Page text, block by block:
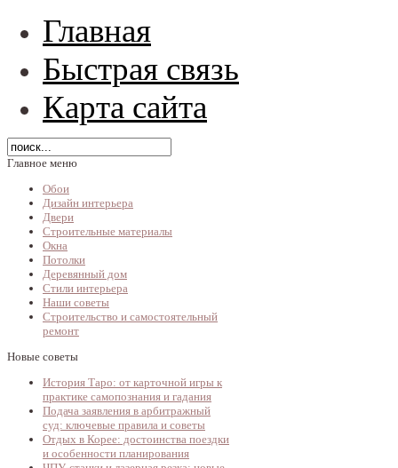
Главная
Быстрая связь
Карта сайта
Главное меню
Обои
Дизайн интерьера
Двери
Строительные материалы
Окна
Потолки
Деревянный дом
Стили интерьера
Наши советы
Строительство и самостоятельный
ремонт
Новые советы
История Таро: от карточной игры к
практике самопознания и гадания
Подача заявления в арбитражный
суд: ключевые правила и советы
Отдых в Корее: достоинства поездки
и особенности планирования